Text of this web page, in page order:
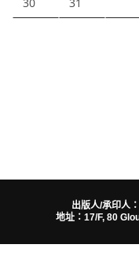
出版人/承印人
地址：17/F, 80